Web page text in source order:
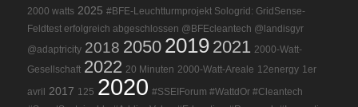
2000 watts 2025 #BFE-Leuchtturmprojekt Sologrid: GridSense-
Feldtest erfolgreich abgeschlossen @BFEcleantech @landisgyr
@adaptricity 2018 2050 2019 2021 2000-Watt-
Gesellschaft 2022 20 Minuten 2000-Watt-Areale 12energy 1er
avril 2017 125 2020 #SSEIForum #WattdOr #Cleantech